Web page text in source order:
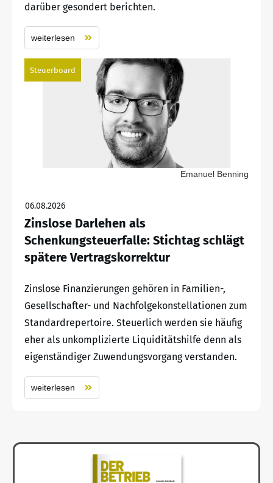
darüber gesondert berichten.
weiterlesen
Steuerboard
Emanuel Benning
06.08.2026
Zinslose Darlehen als
Schenkungsteuerfalle: Stichtag schlägt
spätere Vertragskorrektur
Zinslose Finanzierungen gehören in Familien-,
Gesellschafter- und Nachfolgekonstellationen zum
Standardrepertoire. Steuerlich werden sie häufig
eher als unkomplizierte Liquiditätshilfe denn als
eigenständiger Zuwendungsvorgang verstanden.
weiterlesen